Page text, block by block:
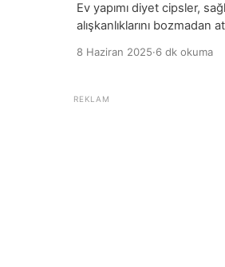
Ev yapımı diyet cipsler,
alışkanlıklarını bozmadan
geleneksel cipsler
cipsler doğal ve kontrol
sayede, hem kalorisi
yüksek bir atıştırmalık
8 Haziran 2025·6 dk okuma